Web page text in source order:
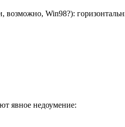
возможно, Win98?):
явное недоумение: